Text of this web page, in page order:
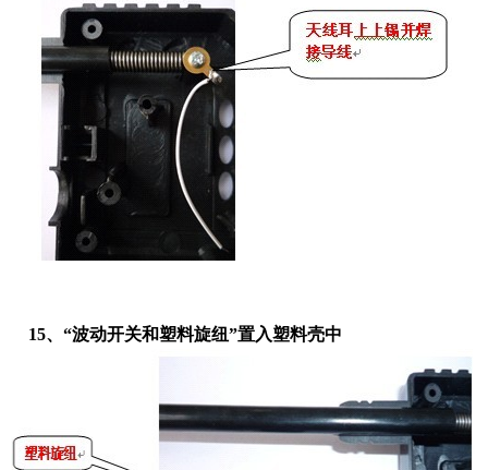
15、“波动开关和塑料旋纽”置入塑料壳中